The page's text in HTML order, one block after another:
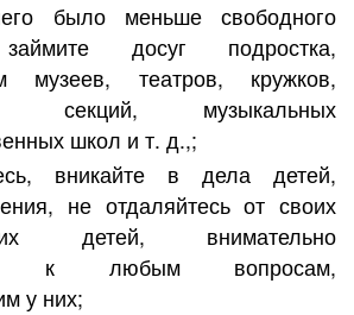
было меньше свободного
досуг подростка,
музеев, театров, кружков,
секций, музыкальных
школ и т. д.,;
вникайте в дела детей,
не отдаляйтесь от своих
детей, внимательно
к любым вопросам,
у них;